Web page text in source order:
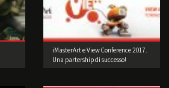
iMasterArt e View Conference 2017.
Una partership di successo!